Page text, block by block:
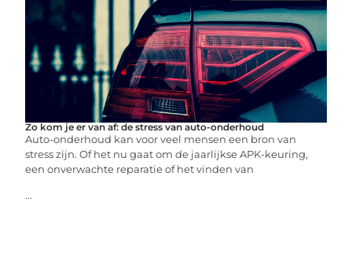
Zo kom je er van af: de stress van auto-onderhoud
Auto-onderhoud kan voor veel mensen een bron van
stress zijn. Of het nu gaat om de jaarlijkse APK-keuring,
een onverwachte reparatie of het vinden van
...